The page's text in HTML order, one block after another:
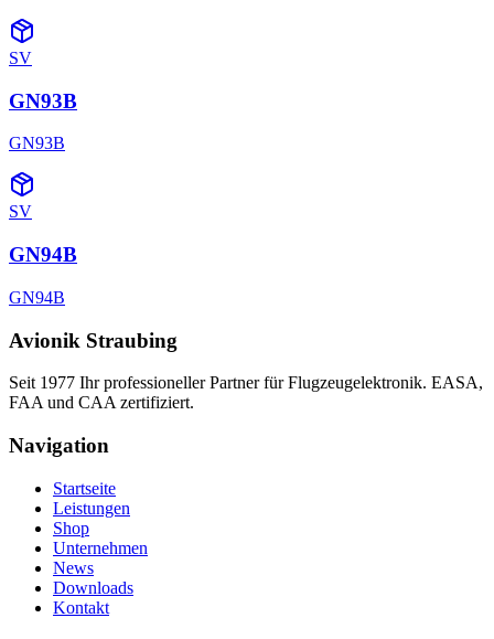
SV
GN93B
GN93B
SV
GN94B
GN94B
Avionik Straubing
Seit 1977 Ihr professioneller Partner für Flugzeugelektronik. EASA,
FAA und CAA zertifiziert.
Navigation
Startseite
Leistungen
Shop
Unternehmen
News
Downloads
Kontakt